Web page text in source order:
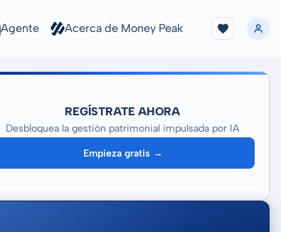
Agente Acerca de Money Peak
REGÍSTRATE AHORA
Desbloquea la gestión patrimonial impulsada por IA
Empieza gratis →